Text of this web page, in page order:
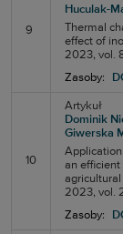
9
Huculak-
Thermal
effect of
2023, vol.
Zasoby:
10
Artykuł
Dominik
Giwerska
an efficient
agricultural
2023, vol.
Zasoby: